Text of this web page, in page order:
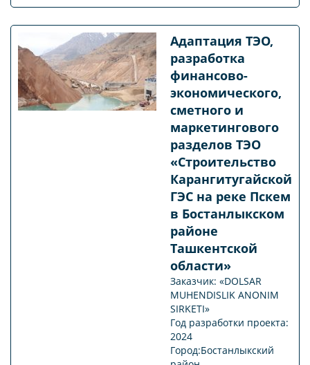
Адаптация ТЭО,
разработка
финансово-
экономического,
сметного и
маркетингового
разделов ТЭО
«Строительство
Карангитугайской
ГЭС на реке Пскем
в Бостанлыкском
районе
Ташкентской
области»
Заказчик: «DOLSAR
MUHENDISLIK ANONIM
SIRKETI»
Год разработки проекта:
2024
Город:Бостанлыкский